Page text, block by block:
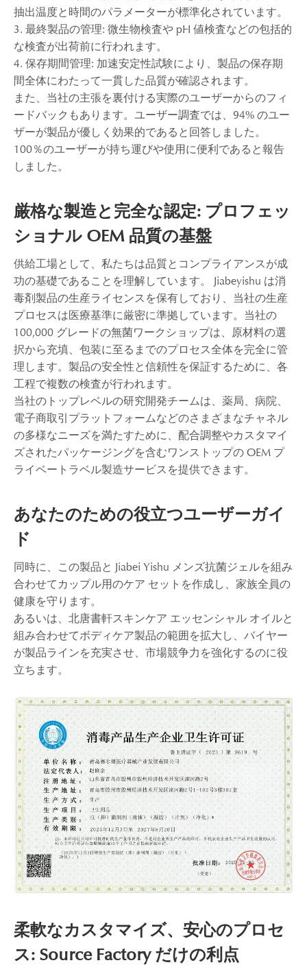
抽出温度と時間のパラメーターが標準化されています。
3. 最終製品の管理: 微生物検査や pH 値検査などの包括的
な検査が出荷前に行われます。
4. 保存期間管理: 加速安定性試験により、製品の保存期
間全体にわたって一貫した品質が確認されます。
また、当社の主張を裏付ける実際のユーザーからのフィ
ードバックもあります。ユーザー調査では、94% のユー
ザーが製品が優しく効果的であると回答しました。
100％のユーザーが持ち運びや使用に便利であると報告
しました。
厳格な製造と完全な認定: プロフェッ
ショナル OEM 品質の基盤
供給工場として、私たちは品質とコンプライアンスが成
功の基礎であることを理解しています。 Jiabeyishu は消
毒剤製品の生産ライセンスを保有しており、当社の生産
プロセスは医療基準に厳密に準拠しています。当社の
100,000 グレードの無菌ワークショップは、原材料の選
択から充填、包装に至るまでのプロセス全体を完全に管
理します。製品の安全性と信頼性を保証するために、各
工程で複数の検査が行われます。
当社のトップレベルの研究開発チームは、薬局、病院、
電子商取引プラットフォームなどのさまざまなチャネル
の多様なニーズを満たすために、配合調整やカスタマイ
ズされたパッケージングを含むワンストップの OEM プ
ライベートラベル製造サービスを提供できます。
あなたのための役立つユーザーガイ
ド
同時に、この製品と Jiabei Yishu メンズ抗菌ジェルを組み
合わせてカップル用のケア セットを作成し、家族全員の
健康を守ります。
あるいは、北唐書軒スキンケア エッセンシャル オイルと
組み合わせてボディケア製品の範囲を拡大し、バイヤー
が製品ラインを充実させ、市場競争力を強化するのに役
立ちます。
柔軟なカスタマイズ、安心のプロセ
ス: Source Factory だけの利点